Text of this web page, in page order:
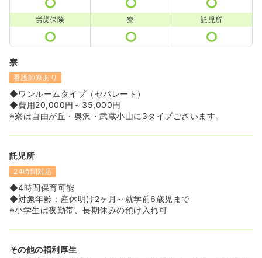
労災保険 寮 託児所
寮
看護師寮あり
◆ワンルームタイプ（セパレート）
◆費用20,000円～35,000円
※寮は自由が丘・奥沢・武蔵小山に3タイプございます。
託児所
24時間対応
◆4時間保育可能
◆対象年齢：産休明け2ヶ月～就学前6歳児まで
※小学生は夜勤帯、長期休みの預け入れ可
その他の福利厚生